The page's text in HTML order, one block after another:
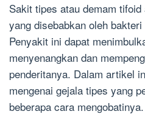
Sakit tipes atau demam
yang disebabkan oleh
Penyakit ini dapat
menyenangkan dan
penderitanya. Dalam artikel
mengenai gejala tipes yang
beberapa cara mengobatinya.